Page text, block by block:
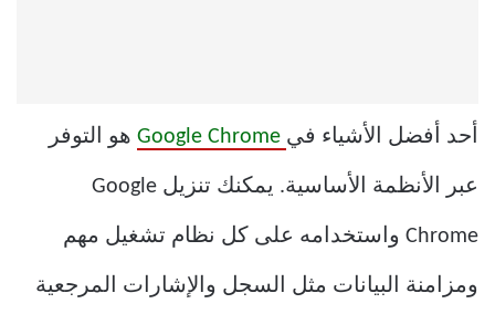
أحد أفضل الأشياء في هو التوفر
عبر الأنظمة الأساسية. يمكنك تنزيل Google
Chrome واستخدامه على كل نظام تشغيل مهم
ومزامنة البيانات مثل السجل والإشارات المرجعية